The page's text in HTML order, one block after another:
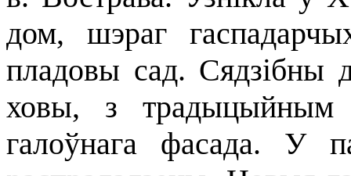
дом, шэраг
пладовы сад. Сядзібны
ховы, з традыцыйным
галоўнага фасада. У